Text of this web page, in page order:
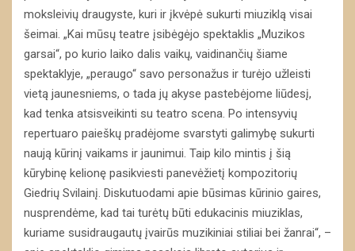
moksleivių draugyste, kuri ir įkvėpė sukurti miuziklą visai
šeimai. „Kai mūsų teatre įsibėgėjo spektaklis „Muzikos
garsai“, po kurio laiko dalis vaikų, vaidinančių šiame
spektaklyje, „peraugo“ savo personažus ir turėjo užleisti
vietą jaunesniems, o tada jų akyse pastebėjome liūdesį,
kad tenka atsisveikinti su teatro scena. Po intensyvių
repertuaro paieškų pradėjome svarstyti galimybę sukurti
naują kūrinį vaikams ir jaunimui. Taip kilo mintis į šią
kūrybinę kelionę pasikviesti panevėžietį kompozitorių
Giedrių Svilainį. Diskutuodami apie būsimas kūrinio gaires,
nusprendėme, kad tai turėtų būti edukacinis miuziklas,
kuriame susidraugautų įvairūs muzikiniai stiliai bei žanrai“, –